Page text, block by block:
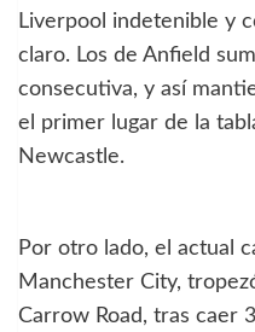
Liverpool indetenible y
claro. Los de Anfield
consecutiva, y así
el primer lugar de la
Newcastle.
Por otro lado, el actual
Manchester City,
Carrow Road, tras caer